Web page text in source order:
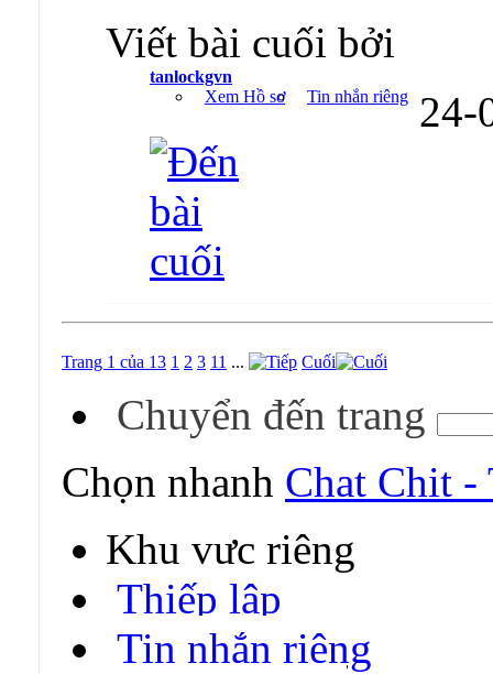
Viết bài cuối bởi
tanlockgvn
Xem Hồ sơ
Tin nhắn riêng 24-
Trang 1 của 13 1 2 3 11 ... Cuối
Chuyển đến trang
Chọn nhanh Chat Chit -
Khu vực riêng
Thiếp lập
Tin nhắn riêng